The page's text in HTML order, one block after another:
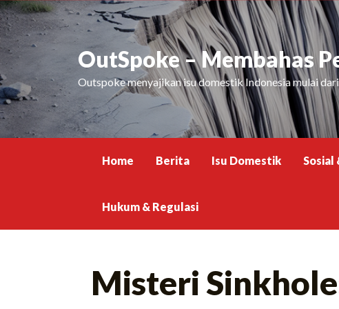
Skip
to
content
OutSpoke – Membahas
Outspoke menyajikan isu domestik Indonesia mulai
Home Berita Isu Domestik Sosial
Hukum & Regulasi
Misteri